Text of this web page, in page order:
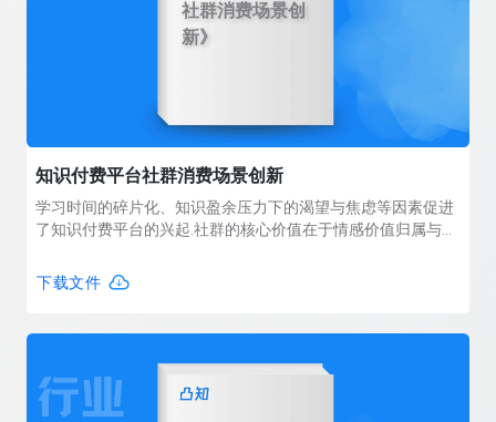
社群消费场景创
新》
知识付费平台社群消费场景创新
学习时间的碎片化、知识盈余压力下的渴望与焦虑等因素促进
了知识付费平台的兴起.社群的核心价值在于情感价值归属与自
领域的专业术语,现指由媒介信息所营造的行为与心理的环境氛
围.将场景与知识付费社群相结合,有助于以场景适配"找到"人,以
下载文件